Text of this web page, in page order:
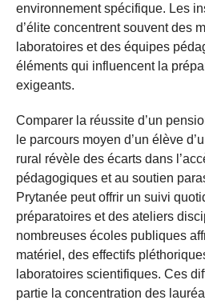
environnement spécifique. Les
d’élite concentrent souvent des
laboratoires et des équipes
éléments qui influencent la
exigeants.
Comparer la réussite d’un
le parcours moyen d’un élève
rural révèle des écarts dans
pédagogiques et au soutien
Prytanée peut offrir un suivi
préparatoires et des ateliers
nombreuses écoles publiques
matériel, des effectifs
laboratoires scientifiques. Ces
partie la concentration des